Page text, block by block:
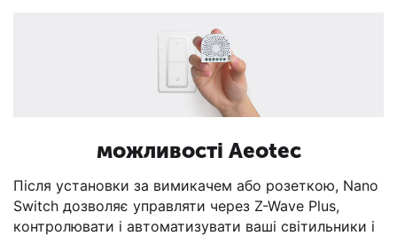
можливості Aeotec
Після установки за вимикачем або розеткою, Nano
Switch дозволяє управляти через Z-Wave Plus,
контролювати і автоматизувати ваші світильники і